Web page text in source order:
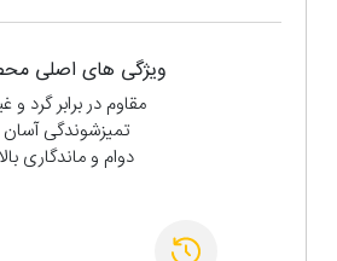
ویژگی های اصلی
مقاوم در برابر گرد و
تمیزشوندگی آسان
دوام و ماندگاری بالا